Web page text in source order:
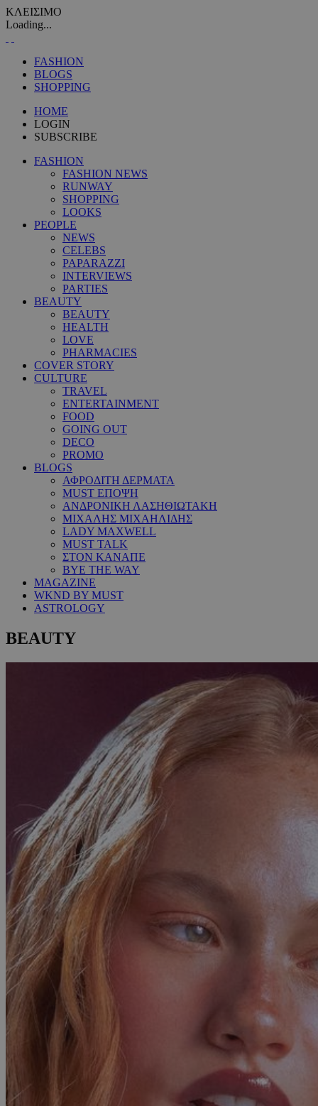
ΚΛΕΙΣΙΜΟ
Loading...
FASHION
BLOGS
SHOPPING
HOME
LOGIN
SUBSCRIBE
FASHION
FASHION NEWS
RUNWAY
SHOPPING
LOOKS
PEOPLE
NEWS
CELEBS
PAPARAZZI
INTERVIEWS
PARTIES
BEAUTY
BEAUTY
HEALTH
LOVE
PHARMACIES
COVER STORY
CULTURE
TRAVEL
ENTERTAINMENT
FOOD
GOING OUT
DECO
PROMO
BLOGS
ΑΦΡΟΔΙΤΗ ΔΕΡΜΑΤΑ
MUST ΕΠΟΨΗ
ΑΝΔΡΟΝΙΚΗ ΛΑΣΗΘΙΩΤΑΚΗ
ΜΙΧΑΛΗΣ ΜΙΧΑΗΛΙΔΗΣ
LADY MAXWELL
MUST TALK
ΣΤΟΝ ΚΑΝΑΠΕ
BYE THE WAY
MAGAZINE
WKND BY MUST
ASTROLOGY
BEAUTY